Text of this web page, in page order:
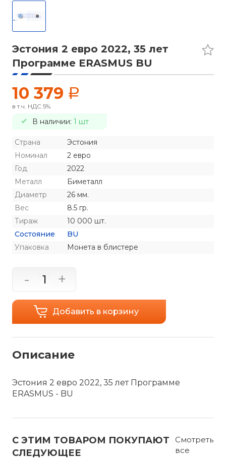
Эстония 2 евро 2022, 35 лет
Программе ERASMUS BU
10 379 a
в т.ч. НДС 5%
В наличии: 1 шт
Страна
Эстония
Номинал
2 евро
Год
2022
Металл
Биметалл
Диаметр
26 мм.
Вес
8.5 гр.
Тираж
10 000 шт.
Состояние
BU
Упаковка
Монета в блистере
- +
Добавить в корзину
Описание
Эстония 2 евро 2022, 35 лет Программе
ERASMUS - BU
С ЭТИМ ТОВАРОМ ПОКУПАЮТ
СЛЕДУЮЩЕЕ
Смотреть
все